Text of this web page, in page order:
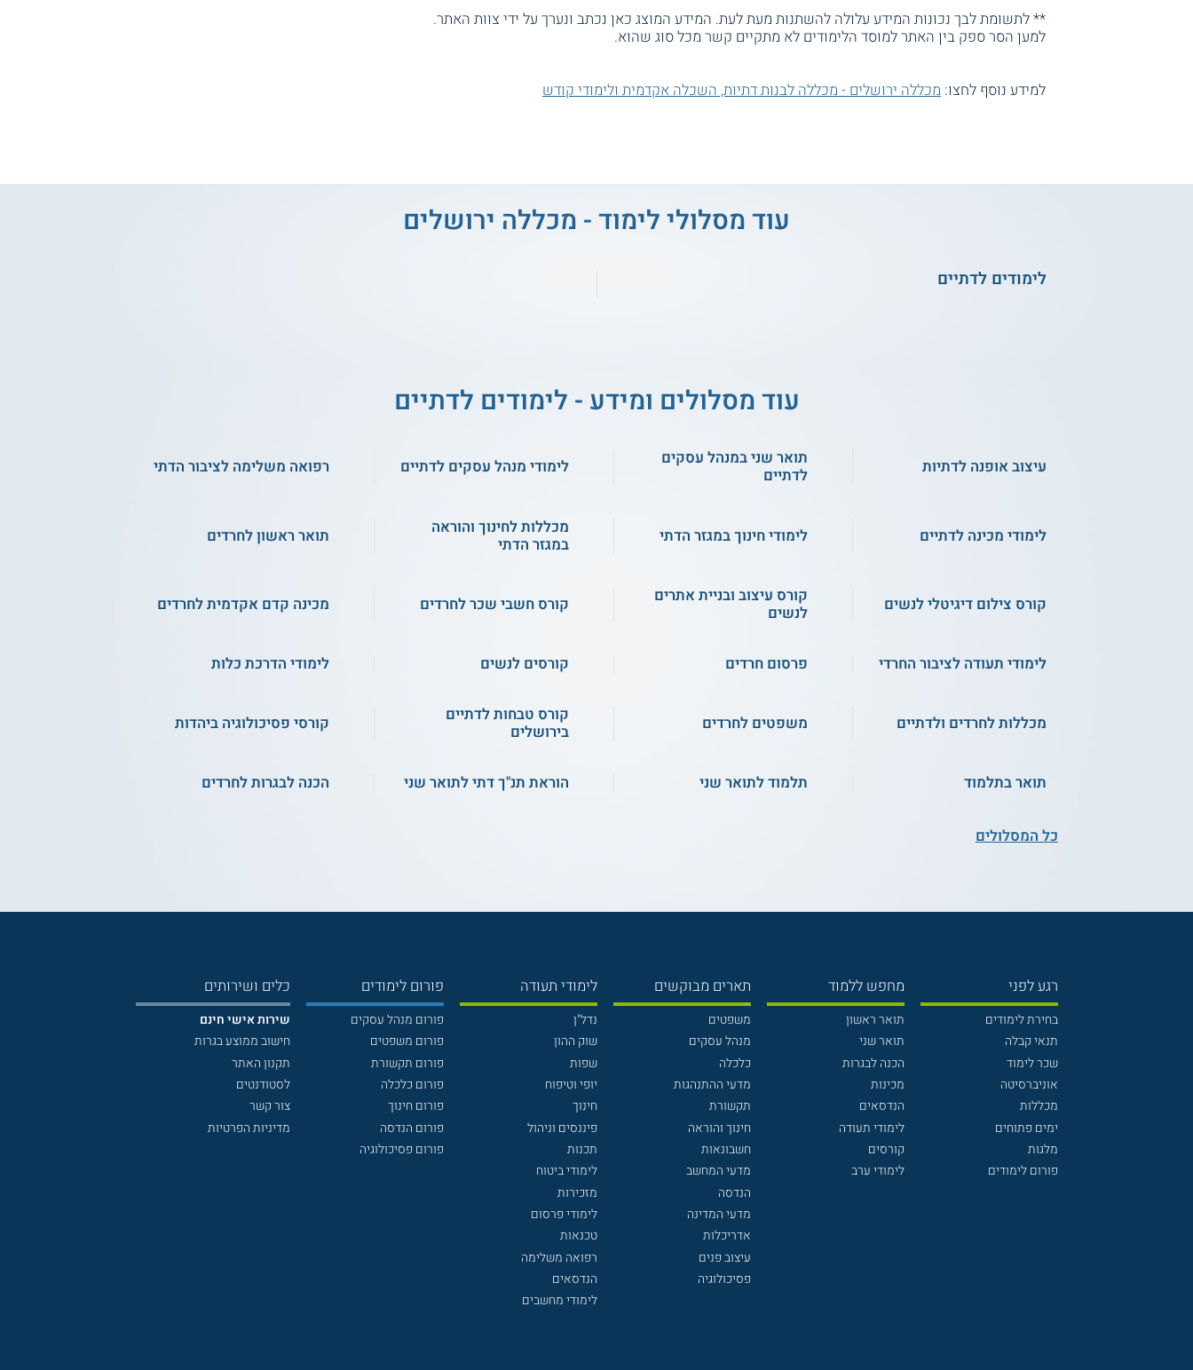
** לתשומת לבך נכונות המידע עלולה להשתנות מעת לעת. המידע המוצג כאן נכתב ונערך על ידי צוות האתר.
למען הסר ספק בין האתר למוסד הלימודים לא מתקיים קשר מכל סוג שהוא.
למידע נוסף לחצו: מכללה ירושלים - מכללה לבנות דתיות, השכלה אקדמית ולימודי קודש
עוד מסלולי לימוד - מכללה ירושלים
לימודים לדתיים
עוד מסלולים ומידע - לימודים לדתיים
עיצוב אופנה לדתיות
תואר שני במנהל עסקים
לדתיים
לימודי מנהל עסקים לדתיים רפואה משלימה לציבור הדתי
לימודי מכינה לדתיים לימודי חינוך במגזר הדתי
מכללות לחינוך והוראה
במגזר הדתי
תואר ראשון לחרדים
קורס צילום דיגיטלי לנשים
קורס עיצוב ובניית אתרים
לנשים
קורס חשבי שכר לחרדים מכינה קדם אקדמית לחרדים
לימודי תעודה לציבור החרדי פרסום חרדים קורסים לנשים לימודי הדרכת כלות
מכללות לחרדים ולדתיים משפטים לחרדים
קורס טבחות לדתיים
בירושלים
קורסי פסיכולוגיה ביהדות
תואר בתלמוד תלמוד לתואר שני הוראת תנ"ך דתי לתואר שני הכנה לבגרות לחרדים
כל המסלולים
רגע לפני
בחירת לימודים
תנאי קבלה
שכר לימוד
אוניברסיטה
מכללות
ימים פתוחים
מלגות
פורום לימודים
מחפש ללמוד
תואר ראשון
תואר שני
הכנה לבגרות
מכינות
הנדסאים
לימודי תעודה
קורסים
לימודי ערב
תארים מבוקשים
משפטים
מנהל עסקים
כלכלה
מדעי ההתנהגות
תקשורת
חינוך והוראה
חשבונאות
מדעי המחשב
הנדסה
מדעי המדינה
אדריכלות
עיצוב פנים
פסיכולוגיה
לימודי תעודה
נדל"ן
שוק ההון
שפות
יופי וטיפוח
חינוך
פיננסים וניהול
תכנות
לימודי ביטוח
מזכירות
לימודי פרסום
טכנאות
רפואה משלימה
הנדסאים
לימודי מחשבים
פורום לימודים
פורום מנהל עסקים
פורום משפטים
פורום תקשורת
פורום כלכלה
פורום חינוך
פורום הנדסה
פורום פסיכולוגיה
כלים ושירותים
שירות אישי חינם
חישוב ממוצע בגרות
תקנון האתר
לסטודנטים
צור קשר
מדיניות הפרטיות